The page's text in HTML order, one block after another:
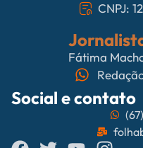
CNPJ:
Fátima
Social e contato